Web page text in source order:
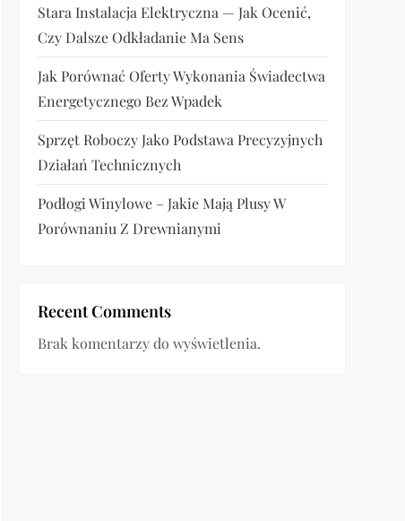
Stara Instalacja Elektryczna — Jak Ocenić,
Czy Dalsze Odkładanie Ma Sens
Jak Porównać Oferty Wykonania Świadectwa
Energetycznego Bez Wpadek
Sprzęt Roboczy Jako Podstawa Precyzyjnych
Działań Technicznych
Podłogi Winylowe – Jakie Mają Plusy W
Porównaniu Z Drewnianymi
Recent Comments
Brak komentarzy do wyświetlenia.